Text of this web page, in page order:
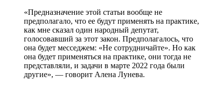
«Предназначение этой статьи вообще не
предполагало, что ее будут применять на практике,
как мне сказал один народный депутат,
голосовавший за этот закон. Предполагалось, что
она будет месседжем: «Не сотрудничайте». Но как
она будет применяться на практике, они тогда не
представляли, и задачи в марте 2022 года были
другие», — говорит Алена Лунева.